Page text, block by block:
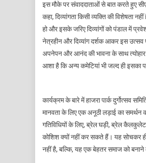
इस मौके पर संवाददाताओं से बात करते हुए
कहा, दिव्यांगता किसी व्यक्ति की विशेषता
हो और इसके जरिए दिव्यांगों को पंडाल में
नेत्रहीन और दिव्यांग दर्शक आकर इस
अपनेपन और आनंद की भावना के साथ त्योहार
आशा है कि अन्य कमेटियां भी जल्द ही इसका
कार्यक्रम के बारे में हाजरा पार्क दुर्गोत्सव
मानवता के लिए एक अनूठी लड़ाई का
गतिविधियों के लिए, ब्रेल घड़ी, ब्रेल
कोशिश क्यों नहीं कर सकते हैं। यह सोचकर
नहीं है, बल्कि, यह एक बेहतर समाज को बनाने